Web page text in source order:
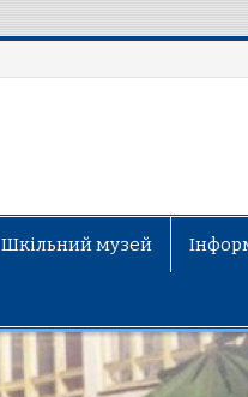
Шкільний музей